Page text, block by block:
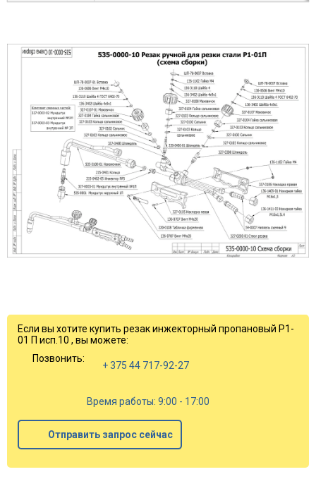
Если вы хотите купить резак инжекторный пропановый Р1-
01 П исп.10 , вы можете:
Позвонить:
+ 375 44 717-92-27
Время работы: 9:00 - 17:00
Отправить запрос сейчас